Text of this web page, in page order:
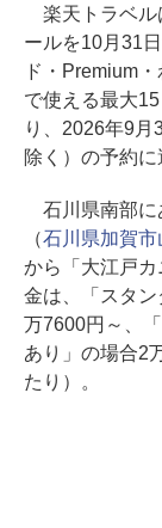
楽天トラベル
ールを10月31
ド・Premium
で使える最大
り、2026年9月
除く）の予約に
石川県南部に
（石川県加賀
から「大江戸
金は、「スタ
万7600円～、
あり」の場合2
たり）。